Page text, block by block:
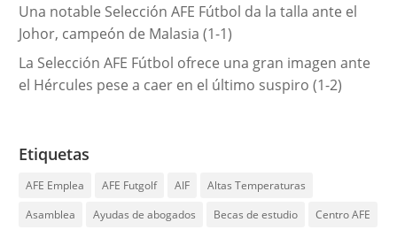
Una notable Selección AFE Fútbol da la talla ante el
Johor, campeón de Malasia (1-1)
La Selección AFE Fútbol ofrece una gran imagen ante
el Hércules pese a caer en el último suspiro (1-2)
Etiquetas
AFE Emplea AFE Futgolf AIF
Altas Temperaturas
Asamblea
Ayudas de abogados Becas de estudio
Centro AFE